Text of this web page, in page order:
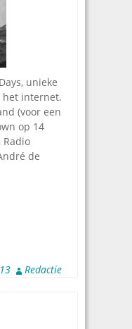
unieke
het internet.
(voor een
op 14
Radio
de
Redactie